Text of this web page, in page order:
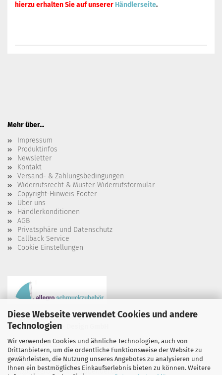
Diese Webseite verwendet Cookies und andere
Technologien
Wir verwenden Cookies und ähnliche Technologien, auch von
Drittanbietern, um die ordentliche Funktionsweise der Website zu
gewährleisten, die Nutzung unseres Angebotes zu analysieren und
Ihnen ein bestmögliches Einkaufserlebnis bieten zu können. Weitere
hierzu erhalten Sie auf unserer Händlerseite.
Mehr über...
Impressum
Produktinfos
Newsletter
Kontakt
Versand- & Zahlungsbedingungen
Widerrufsrecht & Muster-Widerrufsformular
Copyright-Hinweis Footer
Über uns
Händlerkonditionen
AGB
Privatsphäre und Datenschutz
Callback Service
Cookie Einstellungen
allegro schmuckzubehör
Allegro Schmuck - Design GmbH
Auf`m Siebent 21
54497 Morbach
Telefon: 0 65 33 - 950 020
mail@allegro-schmuckzubehoer.de